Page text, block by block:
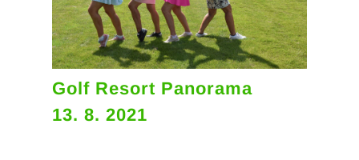
Golf Resort Panorama
13. 8. 2021